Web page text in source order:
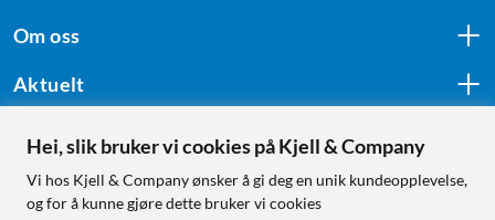
Om oss
Aktuelt
Følg oss
Hei, slik bruker vi cookies på Kjell & Company
Vi hos Kjell & Company ønsker å gi deg en unik kundeopplevelse,
og for å kunne gjøre dette bruker vi cookies